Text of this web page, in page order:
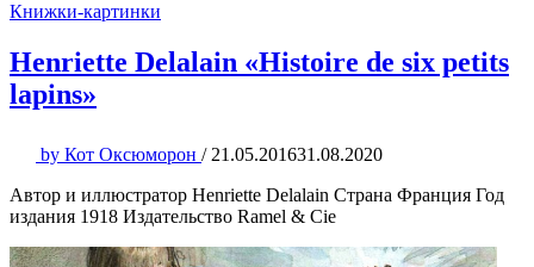
Книжки-картинки
Henriette Delalain «Histoire de six petits
lapins»
by Кот Оксюморон / 21.05.201631.08.2020
Автор и иллюстратор Henriette Delalain Страна Франция Год
издания 1918 Издательство Ramel & Cie